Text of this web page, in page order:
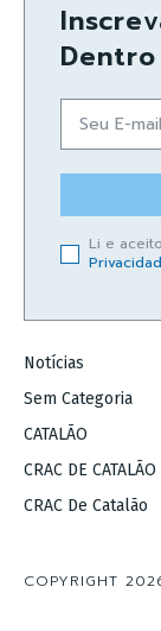
Li e
Notícias
Sem Categoria
CATALÃO
CRAC DE CATALÃO
CRAC De Catalão
COPYRIGHT